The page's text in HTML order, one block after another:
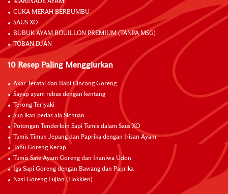
MARINADE AYAM
CUKA MERAH BERBUMBU
SAUS XO
BUBUK AYAM BOUILLON PREMIUM (TANPA MSG)
TOBAN DJAN
10 Resep Paling Menggiurkan
Akar Teratai dan Babi Cincang Goreng
Sayap ayam rebus dengan kentang
Terong Teriyaki
Sup ikan pedas ala Sichuan
Potongan Tenderloin Sapi Tumis dalam Saus XO
Tumis Timun Jepang dan Paprika dengan Irisan Ayam
Tahu Goreng Kecap
Tumis Sate Ayam Goreng dan Inaniwa Udon
Iga Sapi Goreng dengan Bawang dan Paprika
Nasi Goreng Fujian (Hokkien)